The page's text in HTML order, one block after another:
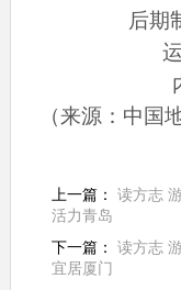
后期
（来源：中国
上一篇： 读方志
活力青岛
下一篇： 读方志
宜居厦门